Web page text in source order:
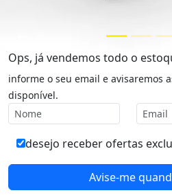
Ops, já vendemos todo o
informe o seu email e avisaremos
disponível.
desejo receber ofertas
Avise-me